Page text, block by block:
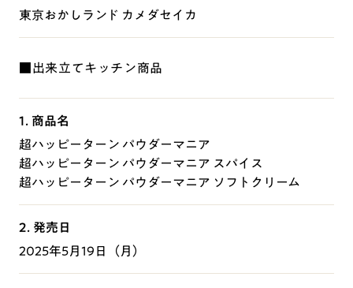
東京おかしランド カメダセイカ
■出来立てキッチン商品
1. 商品名
超ハッピーターン パウダーマニア
超ハッピーターン パウダーマニア スパイス
超ハッピーターン パウダーマニア ソフトクリーム
2. 発売日
2025年5月19日（月）